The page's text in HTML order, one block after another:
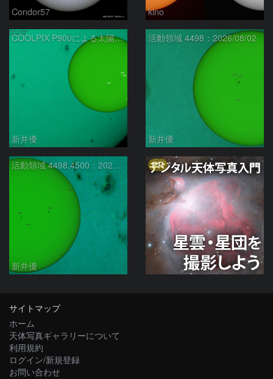
Condor57 kino
COOLPIX P900による太陽黒点：2026/08/04
新井優
活動領域 4498：2026/08/02
新井優
活動領域 4498,4500：2026/07/31
新井優
PR
サイトマップ
ホーム
天体写真ギャラリーについて
利用規約
ログイン/新規登録
お問い合わせ